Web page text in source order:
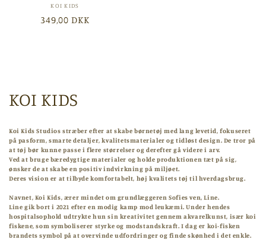
Forhandler:
KOI KIDS
Normalpris
349,00 DKK
K
l
l
e
k
t
KOI KIDS
Koi Kids Studios stræber efter at skabe børnetøj med lang levetid, fokuseret
på pasform, smarte detaljer, kvalitetsmaterialer og tidløst design. De tror på
at tøj bør kunne passe i flere størrelser og derefter gå videre i arv.
Ved at bruge bæredygtige materialer og holde produktionen tæt på sig,
ønsker de at skabe en positiv indvirkning på miljøet.
Deres vision er at tilbyde komfortabelt, høj kvalitets tøj til hverdagsbrug.
Navnet, Koi Kids, ærer mindet om grundlæggeren Sofies ven, Line.
Line gik bort i 2021 efter en modig kamp mod leukæmi. Under hendes
hospitalsophold udtrykte hun sin kreativitet gennem akvarelkunst, især koi
fiskene, som symboliserer styrke og modstandskraft. I dag er koi-fisken
brandets symbol på at overvinde udfordringer og finde skønhed i det enkle.